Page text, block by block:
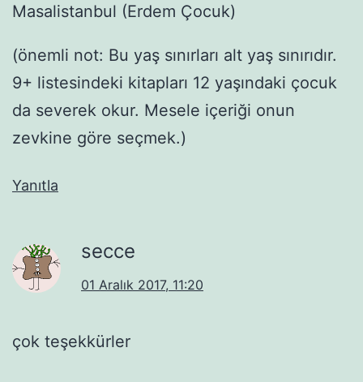
Masalistanbul (Erdem Çocuk)
(önemli not: Bu yaş sınırları alt yaş sınırıdır.
9+ listesindeki kitapları 12 yaşındaki çocuk
da severek okur. Mesele içeriği onun
zevkine göre seçmek.)
Yanıtla
secce
01 Aralık 2017, 11:20
çok teşekkürler